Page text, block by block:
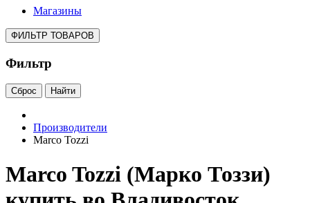
Магазины
ФИЛЬТР ТОВАРОВ
Фильтр
Сброс Найти
Производители
Marco Tozzi
Marco Tozzi (Марко Тоззи)